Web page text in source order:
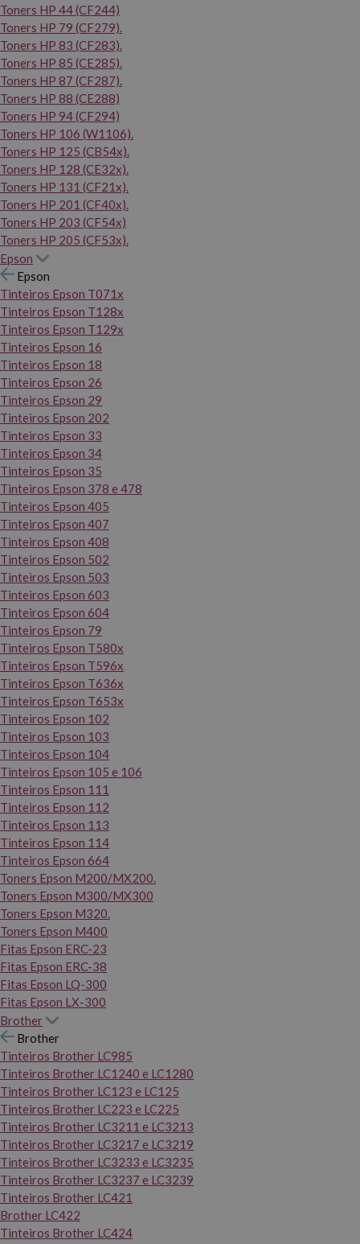
Toners HP 44 (CF244)
Toners HP 79 (CF279).
Toners HP 83 (CF283).
Toners HP 85 (CE285).
Toners HP 87 (CF287).
Toners HP 88 (CE288)
Toners HP 94 (CF294)
Toners HP 106 (W1106).
Toners HP 125 (CB54x).
Toners HP 128 (CE32x).
Toners HP 131 (CF21x).
Toners HP 201 (CF40x).
Toners HP 203 (CF54x)
Toners HP 205 (CF53x).
Epson
Epson
Tinteiros Epson T071x
Tinteiros Epson T128x
Tinteiros Epson T129x
Tinteiros Epson 16
Tinteiros Epson 18
Tinteiros Epson 26
Tinteiros Epson 29
Tinteiros Epson 202
Tinteiros Epson 33
Tinteiros Epson 34
Tinteiros Epson 35
Tinteiros Epson 378 e 478
Tinteiros Epson 405
Tinteiros Epson 407
Tinteiros Epson 408
Tinteiros Epson 502
Tinteiros Epson 503
Tinteiros Epson 603
Tinteiros Epson 604
Tinteiros Epson 79
Tinteiros Epson T580x
Tinteiros Epson T596x
Tinteiros Epson T636x
Tinteiros Epson T653x
Tinteiros Epson 102
Tinteiros Epson 103
Tinteiros Epson 104
Tinteiros Epson 105 e 106
Tinteiros Epson 111
Tinteiros Epson 112
Tinteiros Epson 113
Tinteiros Epson 114
Tinteiros Epson 664
Toners Epson M200/MX200.
Toners Epson M300/MX300
Toners Epson M320.
Toners Epson M400
Fitas Epson ERC-23
Fitas Epson ERC-38
Fitas Epson LQ-300
Fitas Epson LX-300
Brother
Brother
Tinteiros Brother LC985
Tinteiros Brother LC1240 e LC1280
Tinteiros Brother LC123 e LC125
Tinteiros Brother LC223 e LC225
Tinteiros Brother LC3211 e LC3213
Tinteiros Brother LC3217 e LC3219
Tinteiros Brother LC3233 e LC3235
Tinteiros Brother LC3237 e LC3239
Tinteiros Brother LC421
Brother LC422
Tinteiros Brother LC424